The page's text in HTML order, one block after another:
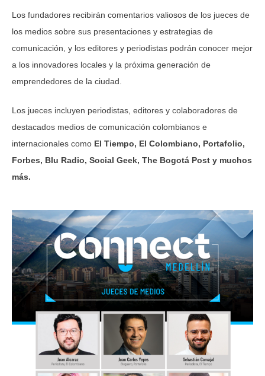
Los fundadores recibirán comentarios valiosos de los jueces de
los medios sobre sus presentaciones y estrategias de
comunicación, y los editores y periodistas podrán conocer mejor
a los innovadores locales y la próxima generación de
emprendedores de la ciudad.
Los jueces incluyen periodistas, editores y colaboradores de
destacados medios de comunicación colombianos e
internacionales como El Tiempo, El Colombiano, Portafolio,
Forbes, Blu Radio, Social Geek, The Bogotá Post y muchos
más.